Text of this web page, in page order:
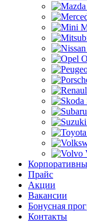
Прайс
Акции
Вакансии
Бонусная
Контакты